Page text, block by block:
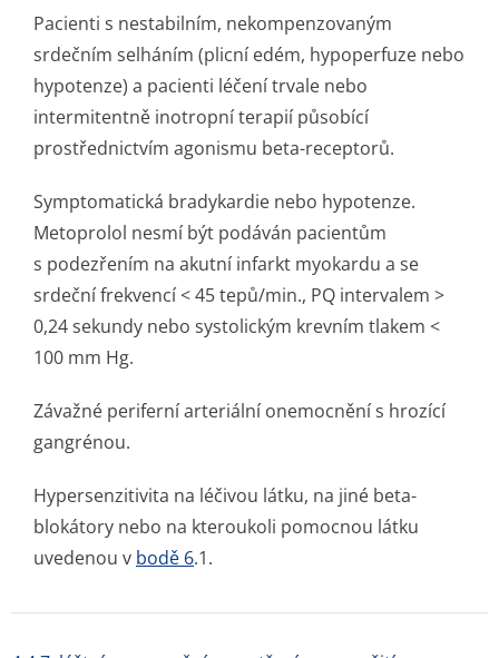
Pacienti s nestabilním, nekompenzovaným
srdečním selháním (plicní edém, hypoperfuze nebo
hypotenze) a pacienti léčení trvale nebo
intermitentně inotropní terapií působící
prostřednictvím agonismu beta-receptorů.
Symptomatická bradykardie nebo hypotenze.
Metoprolol nesmí být podáván pacientům
s podezřením na akutní infarkt myokardu a se
srdeční frekvencí < 45 tepů/min., PQ intervalem >
0,24 sekundy nebo systolickým krevním tlakem <
100 mm Hg.
Závažné periferní arteriální onemocnění s hrozící
gangrénou.
Hypersenzitivita na léčivou látku, na jiné beta-
blokátory nebo na kteroukoli pomocnou látku
uvedenou v bodě 6.1.